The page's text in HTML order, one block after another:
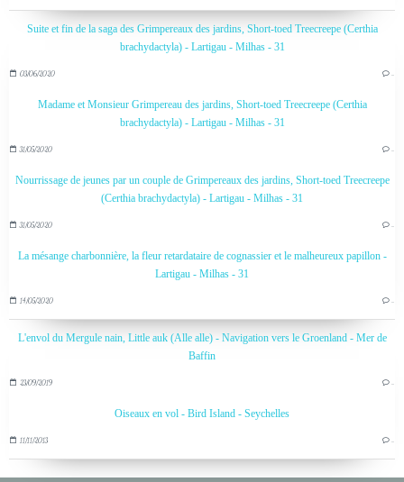
Suite et fin de la saga des Grimpereaux des jardins, Short-toed Treecreepe (Certhia
brachydactyla) - Lartigau - Milhas - 31
03/06/2020 …
Madame et Monsieur Grimpereau des jardins, Short-toed Treecreepe (Certhia
brachydactyla) - Lartigau - Milhas - 31
31/05/2020 …
Nourrissage de jeunes par un couple de Grimpereaux des jardins, Short-toed Treecreepe
(Certhia brachydactyla) - Lartigau - Milhas - 31
31/05/2020 …
La mésange charbonnière, la fleur retardataire de cognassier et le malheureux papillon -
Lartigau - Milhas - 31
14/05/2020 …
L'envol du Mergule nain, Little auk (Alle alle) - Navigation vers le Groenland - Mer de
Baffin
23/09/2019 …
Oiseaux en vol - Bird Island - Seychelles
11/11/2013 …